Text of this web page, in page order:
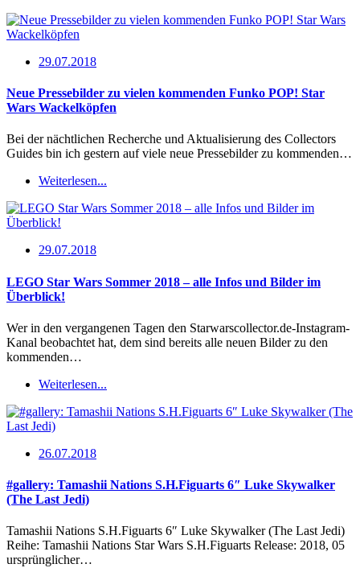
29.07.2018
Neue Pressebilder zu vielen kommenden Funko POP! Star
Wars Wackelköpfen
Bei der nächtlichen Recherche und Aktualisierung des Collectors
Guides bin ich gestern auf viele neue Pressebilder zu kommenden…
Weiterlesen...
29.07.2018
LEGO Star Wars Sommer 2018 – alle Infos und Bilder im
Überblick!
Wer in den vergangenen Tagen den Starwarscollector.de-Instagram-
Kanal beobachtet hat, dem sind bereits alle neuen Bilder zu den
kommenden…
Weiterlesen...
26.07.2018
#gallery: Tamashii Nations S.H.Figuarts 6″ Luke Skywalker
(The Last Jedi)
Tamashii Nations S.H.Figuarts 6″ Luke Skywalker (The Last Jedi)
Reihe: Tamashii Nations Star Wars S.H.Figuarts Release: 2018, 05
ursprünglicher…